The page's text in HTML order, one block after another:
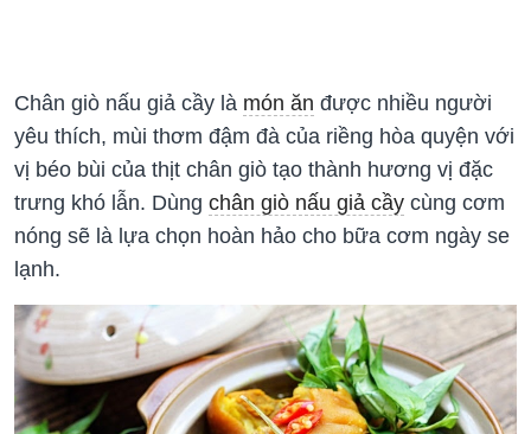
Chân giò nấu giả cầy là món ăn được nhiều người
yêu thích, mùi thơm đậm đà của riềng hòa quyện với
vị béo bùi của thịt chân giò tạo thành hương vị đặc
trưng khó lẫn. Dùng chân giò nấu giả cầy cùng cơm
nóng sẽ là lựa chọn hoàn hảo cho bữa cơm ngày se
lạnh.